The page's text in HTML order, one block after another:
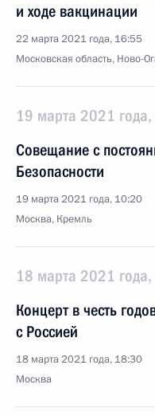
и ходе вакцинации
22 марта 2021 года, 16:55
Московская область, Ново-
19 марта 2021 года,
Совещание с
Безопасности
19 марта 2021 года, 10:20
Москва, Кремль
18 марта 2021 года,
Концерт в честь
с Россией
18 марта 2021 года, 18:30
Москва